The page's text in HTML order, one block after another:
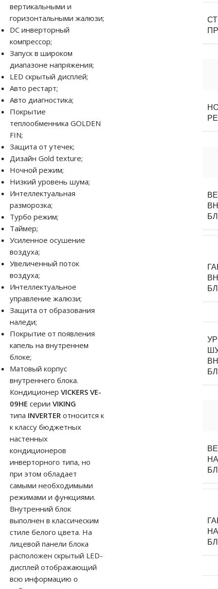
вертикальными и
горизонтальными жалюзи;
DC инверторный
компрессор;
Запуск в широком
диапазоне напряжения;
LED скрытый дисплей;
Авто рестарт;
Авто диагностика;
Покрытие
теплообменника GOLDEN
FIN;
Защита от утечек;
Дизайн Gold texture;
Ночной режим;
Низкий уровень шума;
Интеллектуальная
разморозка;
Турбо режим;
Таймер;
Усиленное осушение
воздуха;
Увеличенный поток
воздуха;
Интеллектуальное
управление жалюзи;
Защита от образования
наледи;
Покрытие от появления
капель на внутреннем
блоке;
Матовый корпус
внутреннего блока.
Кондиционер VICKERS VE-
09HE серии VIKING
типа INVERTER относится к
к классу бюджетных
настенных
кондиционеров
инверторного типа, но
при этом обладает
самыми необходимыми
режимами и функциями.
Внутренний блок
выполнен в классическим
стиле белого цвета. На
лицевой панели блока
расположен скрытый LED-
дисплей отображающий
всю информацию о